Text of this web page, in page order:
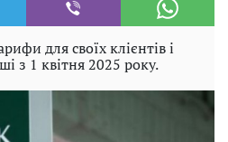
для своїх клієнтів і
з 1 квітня 2025 року.